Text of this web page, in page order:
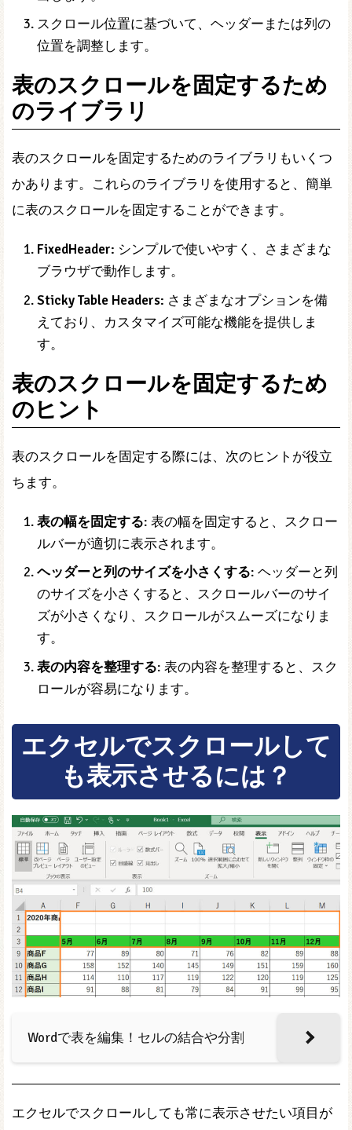
スクロール位置に基づいて、ヘッダーまたは列の
位置を調整します。
表のスクロールを固定するため
のライブラリ
表のスクロールを固定するためのライブラリもいくつ
かあります。これらのライブラリを使用すると、簡単
に表のスクロールを固定することができます。
FixedHeader: シンプルで使いやすく、さまざまな
ブラウザで動作します。
Sticky Table Headers: さまざまなオプションを備
えており、カスタマイズ可能な機能を提供しま
す。
表のスクロールを固定するため
のヒント
表のスクロールを固定する際には、次のヒントが役立
ちます。
表の幅を固定する: 表の幅を固定すると、スクロー
ルバーが適切に表示されます。
ヘッダーと列のサイズを小さくする: ヘッダーと列
のサイズを小さくすると、スクロールバーのサイ
ズが小さくなり、スクロールがスムーズになりま
す。
表の内容を整理する: 表の内容を整理すると、スク
ロールが容易になります。
エクセルでスクロールして
も表示させるには？
Wordで表を編集！セルの結合や分割
エクセルでスクロールしても常に表示させたい項目が